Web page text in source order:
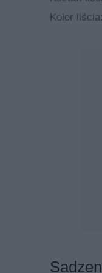
Kolor liścia: